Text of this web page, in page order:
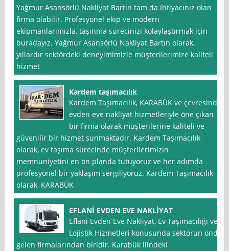
Yağmur Asansörlü Nakliyat Bartın tam da ihtiyacınız olan
firma olabilir. Profesyonel ekip ve modern
ekipmanlarımızla, taşınma sürecinizi kolaylaştırmak için
buradayız. Yağmur Asansörlü Nakliyat Bartın olarak,
yıllardır sektördeki deneyimimizle müşterilerimize kaliteli
hizmet
Kardem taşımacılık
Kardem Taşımacılık, KARABÜK ve çevresinde
evden eve nakliyat hizmetleriyle öne çıkan
bir firma olarak müşterilerine kaliteli ve
güvenilir bir hizmet sunmaktadır. Kardem Taşımacılık
olarak, ev taşıma sürecinde müşterilerimizin
memnuniyetini en ön planda tutuyoruz ve her adımda
profesyonel bir yaklaşım sergiliyoruz. Kardem Taşımacılık
olarak, KARABÜK
EFLANİ EVDEN EVE NAKLİYAT
Eflani Evden Eve Nakliyat, Ev Taşımacılığı ve
Lojistik Hizmetleri konusunda sektörün önde
gelen firmalarından biridir. Karabük ilindeki